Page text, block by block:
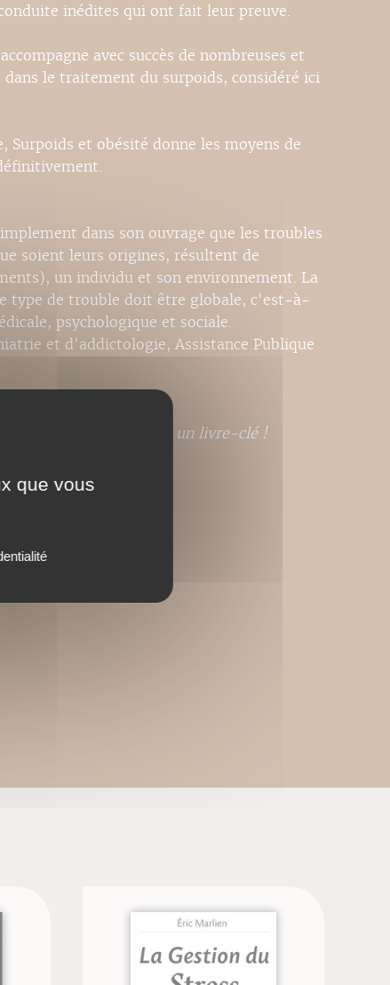
inédites qui ont fait leur preuve.
avec succès de nombreuses et
dans le traitement du surpoids, considéré ici
et obésité donne les moyens de
dans son ouvrage que les troubles
soient leurs origines, résultent de
un individu et son environnement. La
type de trouble doit être globale, c'est-à-
psychologique et sociale.
et d'addictologie, Assistance Publique
cette fois, nous avons un livre-clé !
que vous